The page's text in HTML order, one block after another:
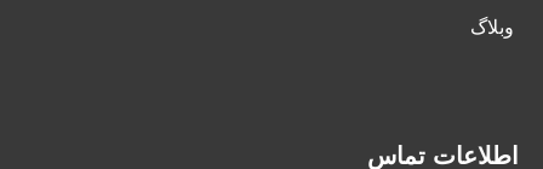
وبلاگ
اطلاعات تماس